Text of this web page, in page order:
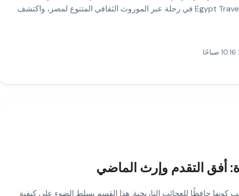
مغامرة فريدة مليئة بالإلهام والثقافة. انضم إلى Egypt Travel في رحلة عبر الموروث الثقافي المتنوع لمصر، واكتشف
أفق التقدم وإرث الماضي
كونها حافظًا للعجائب التاريخية. هذا القسم يسلط الضوء على كيفية